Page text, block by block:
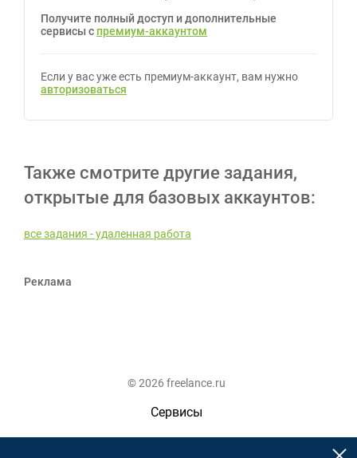
Получите полный доступ и дополнительные
сервисы с премиум-аккаунтом
Если у вас уже есть премиум-аккаунт, вам нужно
авторизоваться
Также смотрите другие задания,
открытые для базовых аккаунтов:
все задания - удаленная работа
Реклама
© 2026 freelance.ru
Сервисы
Помощь